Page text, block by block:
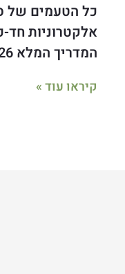
כל הטעמים של
אלקטרוניות
המדריך המלא 2026
קיראו עוד »